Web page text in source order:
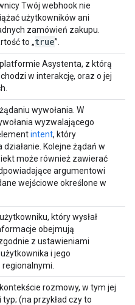
Twój webhook nie
użytkowników ani
zamówień zakupu.
to „true”.
Asystenta, z którą
w interakcję, oraz o jej
wywołania. W
wyzwalającego
intent, który
Kolejne żądań w
może również zawierać
argumentowi
wejściowe określone w
który wysłał
obejmują
z ustawieniami
i jego
rozmowy, w tym jej
(na przykład czy to